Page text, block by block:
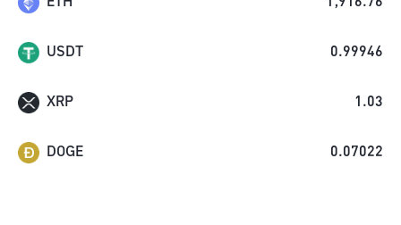
USDT 0.99946
XRP 1.03
DOGE 0.07022